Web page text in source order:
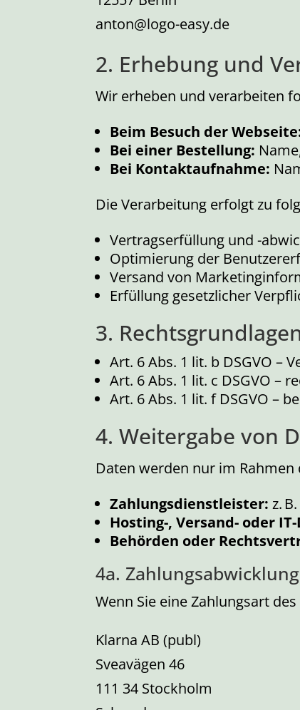
anton@logo-easy.de
2. Erhebung und
Wir erheben und verarbeiten
Beim Besuch der
Bei einer Bestellung:
Bei Kontaktaufnahme:
Die Verarbeitung erfolgt zu
Vertragserfüllung und -
Optimierung der
Versand von
Erfüllung gesetzlicher
3.
Art. 6 Abs. 1 lit. b DSGVO –
Art. 6 Abs. 1 lit. c DSGVO –
Art. 6 Abs. 1 lit. f DSGVO –
4. Weitergabe von
Daten werden nur im
Zahlungsdienstleister: z.
Hosting-, Versand- oder
Behörden oder
4a.
Wenn Sie eine Zahlungsart
Klarna AB (publ)
Sveavägen 46
111 34 Stockholm